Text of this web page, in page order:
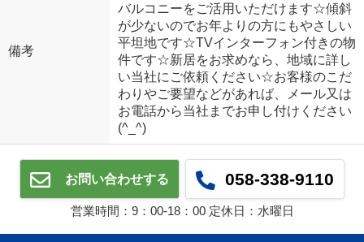
備考
バルコニーをご活用いただけます☆傾斜
が少ないのでお年よりの方にもやさしい
平坦地です☆TVインターフォン付きの物
件です☆新居をお求めなら、地域に詳し
い当社にご依頼ください☆お客様のこだ
わりやご要望などがあれば、メール又は
お電話から当社までお申し付けください
(^_^)
お問い合わせする 058-338-9110
営業時間：9：00‐18：00 定休日：水曜日